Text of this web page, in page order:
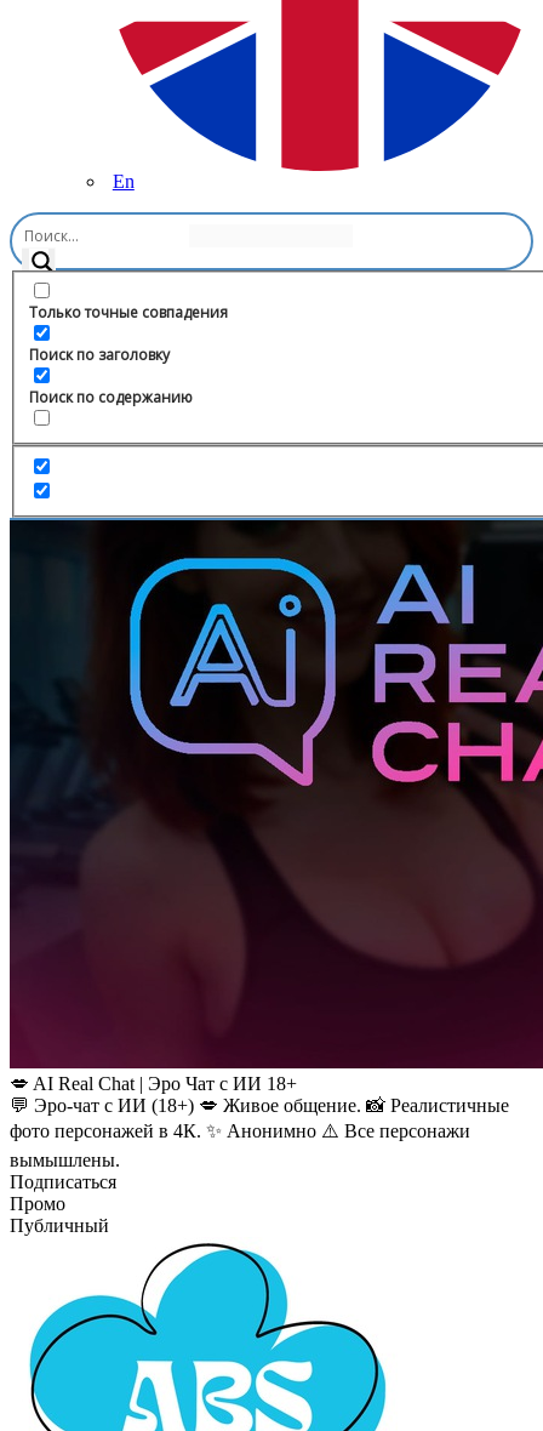
En
Только точные совпадения
Поиск по заголовку
Поиск по содержанию
Главная
💋 AI Real Chat | Эро Чат с ИИ 18+
💬 Эро-чат с ИИ (18+) 💋 Живое общение. 📸 Реалистичные
фото персонажей в 4К. ✨ Анонимно ⚠️ Все персонажи
вымышлены.
Подписаться
Промо
Публичный